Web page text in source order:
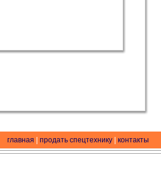
главная продать спецтехнику контакты